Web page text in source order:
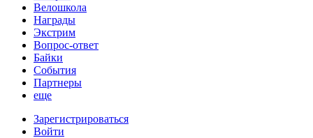
Велошкола
Награды
Экстрим
Вопрос-ответ
Байки
События
Партнеры
еще
Зарегистрироваться
Войти